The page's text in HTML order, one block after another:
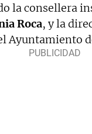
la consellera
Roca, y la
Ayuntamiento